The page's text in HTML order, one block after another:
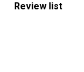
Review list